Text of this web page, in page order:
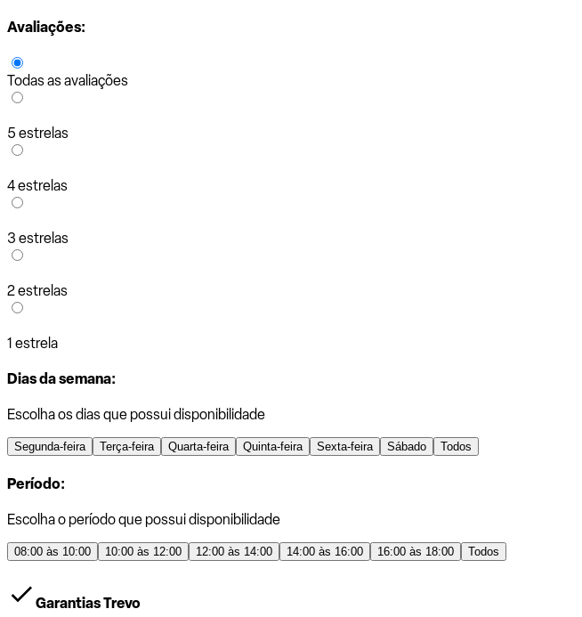
Avaliações:
Todas as avaliações
5 estrelas
4 estrelas
3 estrelas
2 estrelas
1 estrela
Dias da semana:
Escolha os dias que possui disponibilidade
Segunda-feira Terça-feira Quarta-feira Quinta-feira Sexta-feira Sábado Todos
Período:
Escolha o período que possui disponibilidade
08:00 às 10:00 10:00 às 12:00 12:00 às 14:00 14:00 às 16:00 16:00 às 18:00 Todos
Garantias Trevo